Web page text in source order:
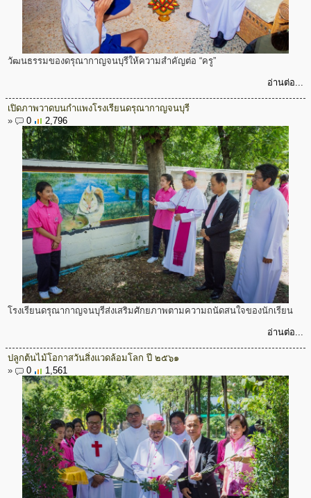
วัฒนธรรมของดรุณากาญจนบุรีให้ความสำคัญต่อ “ครู”
อ่านต่อ...
เปิดภาพวาดบนกำแพงโรงเรียนดรุณากาญจนบุรี
»
0 2,796
โรงเรียนดรุณากาญจนบุรีส่งเสริมศักยภาพตามความถนัดสนใจของนักเรียน
อ่านต่อ...
ปลูกต้นไม้โอกาสวันสิ่งแวดล้อมโลก ปี ๒๕๖๑
»
0 1,561